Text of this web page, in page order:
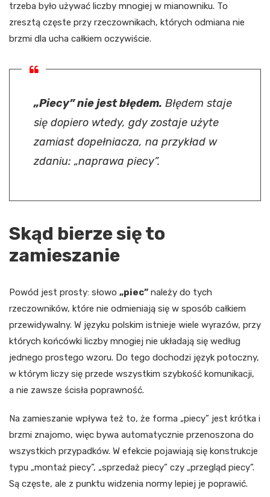
trzeba było używać liczby mnogiej w mianowniku. To
zresztą częste przy rzeczownikach, których odmiana nie
brzmi dla ucha całkiem oczywiście.
„Piecy” nie jest błędem. Błędem staje
się dopiero wtedy, gdy zostaje użyte
zamiast dopełniacza, na przykład w
zdaniu: „naprawa piecy”.
Skąd bierze się to
zamieszanie
Powód jest prosty: słowo „piec” należy do tych
rzeczowników, które nie odmieniają się w sposób całkiem
przewidywalny. W języku polskim istnieje wiele wyrazów, przy
których końcówki liczby mnogiej nie układają się według
jednego prostego wzoru. Do tego dochodzi język potoczny,
w którym liczy się przede wszystkim szybkość komunikacji,
a nie zawsze ścisła poprawność.
Na zamieszanie wpływa też to, że forma „piecy” jest krótka i
brzmi znajomo, więc bywa automatycznie przenoszona do
wszystkich przypadków. W efekcie pojawiają się konstrukcje
typu „montaż piecy”, „sprzedaż piecy” czy „przegląd piecy”.
Są częste, ale z punktu widzenia normy lepiej je poprawić.